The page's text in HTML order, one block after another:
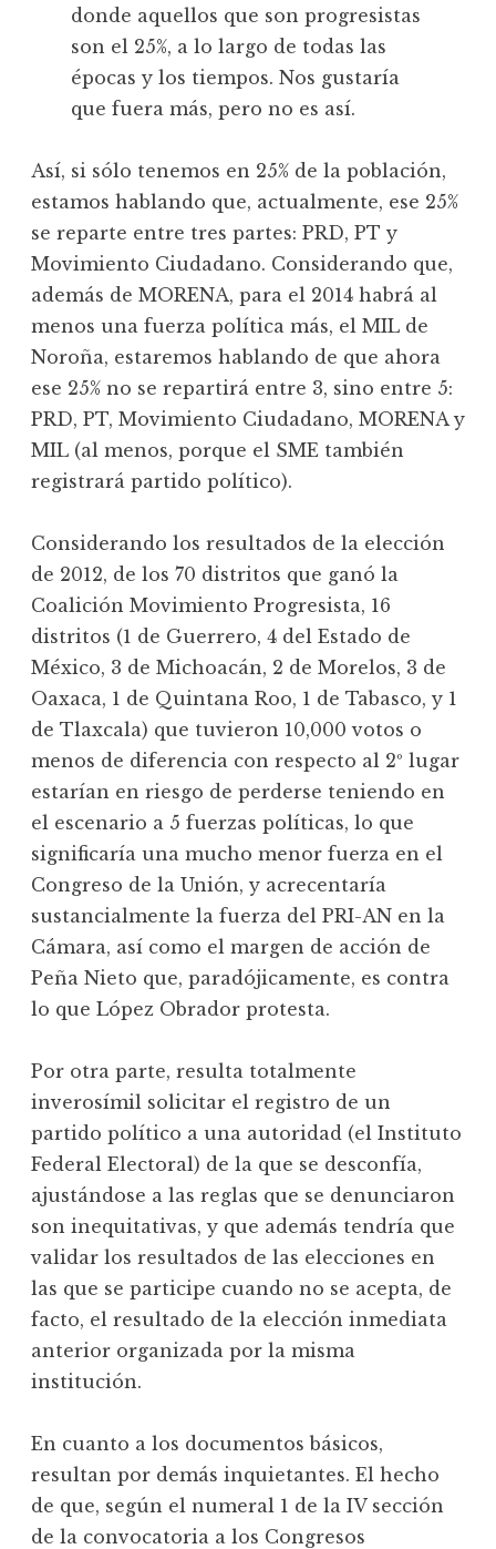
donde aquellos que son progresistas
son el 25%, a lo largo de todas las
épocas y los tiempos. Nos gustaría
que fuera más, pero no es así.
Así, si sólo tenemos en 25% de la población,
estamos hablando que, actualmente, ese 25%
se reparte entre tres partes: PRD, PT y
Movimiento Ciudadano. Considerando que,
además de MORENA, para el 2014 habrá al
menos una fuerza política más, el MIL de
Noroña, estaremos hablando de que ahora
ese 25% no se repartirá entre 3, sino entre 5:
PRD, PT, Movimiento Ciudadano, MORENA y
MIL (al menos, porque el SME también
registrará partido político).
Considerando los resultados de la elección
de 2012, de los 70 distritos que ganó la
Coalición Movimiento Progresista, 16
distritos (1 de Guerrero, 4 del Estado de
México, 3 de Michoacán, 2 de Morelos, 3 de
Oaxaca, 1 de Quintana Roo, 1 de Tabasco, y 1
de Tlaxcala) que tuvieron 10,000 votos o
menos de diferencia con respecto al 2º lugar
estarían en riesgo de perderse teniendo en
el escenario a 5 fuerzas políticas, lo que
significaría una mucho menor fuerza en el
Congreso de la Unión, y acrecentaría
sustancialmente la fuerza del PRI-AN en la
Cámara, así como el margen de acción de
Peña Nieto que, paradójicamente, es contra
lo que López Obrador protesta.
Por otra parte, resulta totalmente
inverosímil solicitar el registro de un
partido político a una autoridad (el Instituto
Federal Electoral) de la que se desconfía,
ajustándose a las reglas que se denunciaron
son inequitativas, y que además tendría que
validar los resultados de las elecciones en
las que se participe cuando no se acepta, de
facto, el resultado de la elección inmediata
anterior organizada por la misma
institución.
En cuanto a los documentos básicos,
resultan por demás inquietantes. El hecho
de que, según el numeral 1 de la IV sección
de la convocatoria a los Congresos